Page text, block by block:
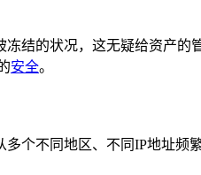
结的状况，这无疑给资产的
安全。
个不同地区、不同IP地址频